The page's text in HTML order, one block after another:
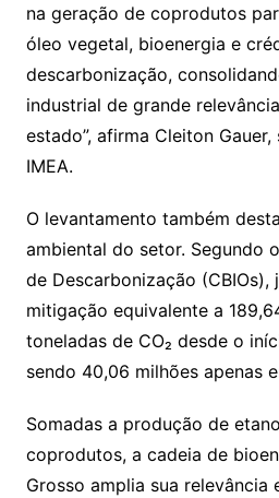
na geração de coprodutos
óleo vegetal, bioenergia e
descarbonização,
industrial de grande
estado”, afirma Cleiton
IMEA.
O levantamento também
ambiental do setor. Segundo
de Descarbonização (CBIOs),
mitigação equivalente a
toneladas de CO₂ desde o
sendo 40,06 milhões apenas
Somadas a produção de
coprodutos, a cadeia de
Grosso amplia sua relevância